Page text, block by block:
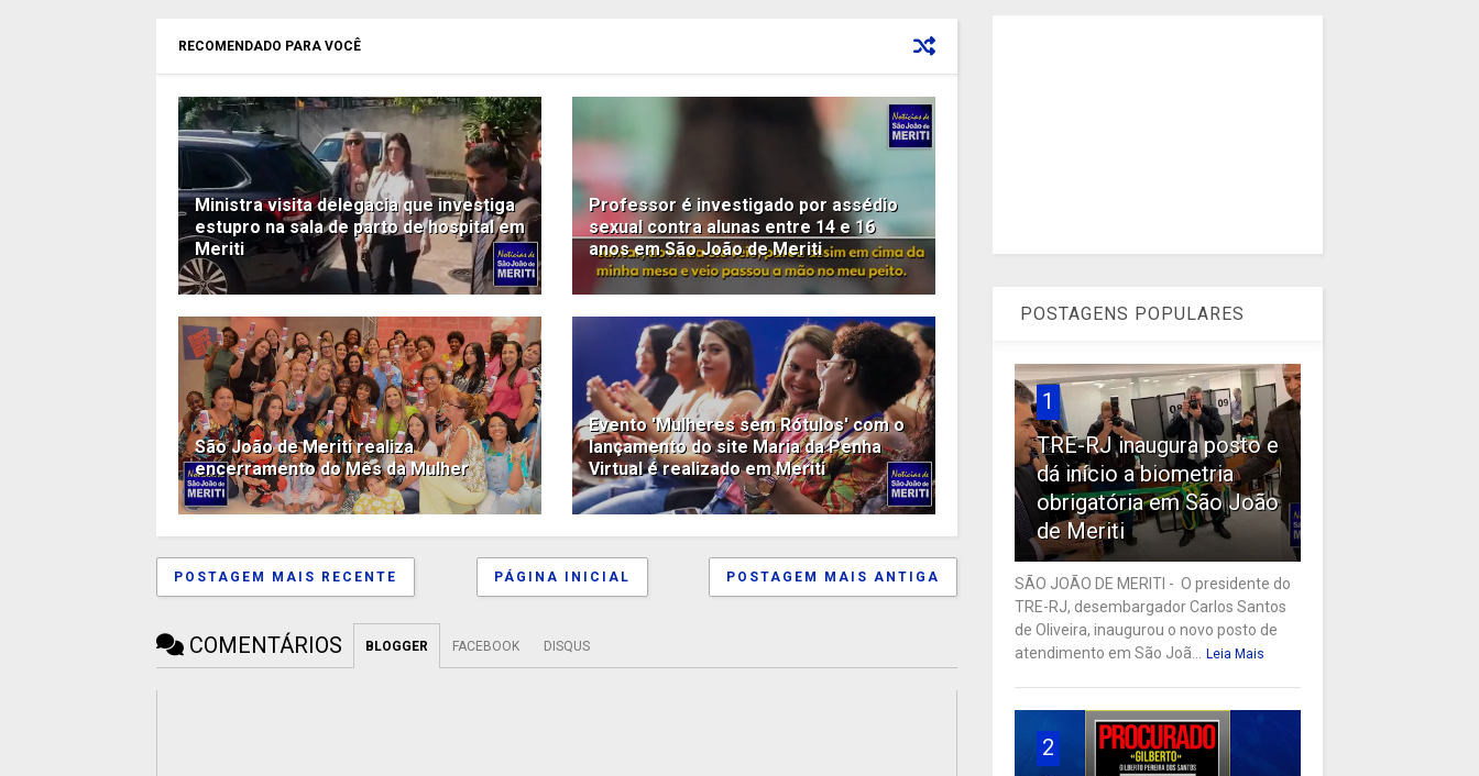
RECOMENDADO PARA VOCÊ
Ministra visita delegacia que investiga
estupro na sala de parto de hospital em
Meriti
Professor é investigado por assédio
sexual contra alunas entre 14 e 16
anos em São João de Meriti
São João de Meriti realiza
encerramento do Mês da Mulher
Evento 'Mulheres sem Rótulos' com o
lançamento do site Maria da Penha
Virtual é realizado em Meriti
POSTAGEM MAIS RECENTE POSTAGEM MAIS ANTIGA
PÁGINA INICIAL
COMENTÁRIOS BLOGGER FACEBOOK DISQUS
POSTAGENS POPULARES
1
TRE-RJ inaugura posto e
dá início a biometria
obrigatória em São João
de Meriti
SÃO JOÃO DE MERITI - O presidente do
TRE-RJ, desembargador Carlos Santos
de Oliveira, inaugurou o novo posto de
atendimento em São Joã...
Leia Mais
2